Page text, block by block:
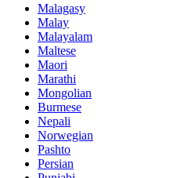
Malagasy
Malay
Malayalam
Maltese
Maori
Marathi
Mongolian
Burmese
Nepali
Norwegian
Pashto
Persian